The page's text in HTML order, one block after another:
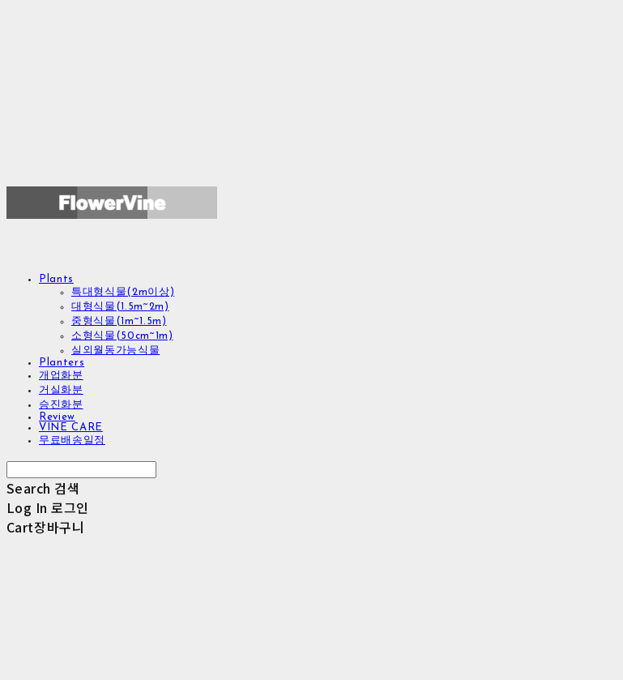
Plants
특대형식물(2m이상)
대형식물(1.5m~2m)
중형식물(1m~1.5m)
소형식물(50cm~1m)
실외월동가능식물
Planters
개업화분
거실화분
승진화분
Review
VINE CARE
무료배송일정
Search 검색
Log In 로그인
Cart장바구니